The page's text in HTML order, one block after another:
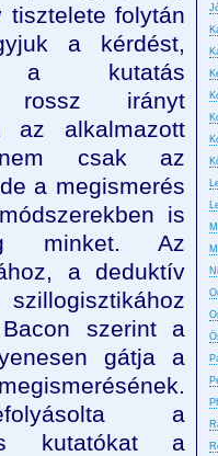
tisztelete folytán
a kérdést,
kutatás
rossz irányt
az alkalmazott
csak az
a megismerés
is
minket. Az
a deduktív
szerint a
gátja a
a
kutatókat a